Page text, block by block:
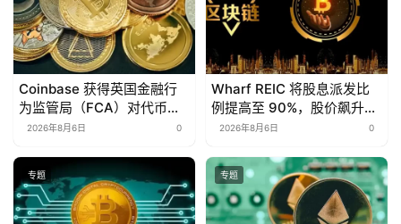
Coinbase 获得英国金融行
为监管局（FCA）对代币化
美国股票的全面授权
2026年8月6日 0
Wharf REIC 将股息派发比
例提高至 90%，股价飙升
13.7%
2026年8月6日 0
专题 专题